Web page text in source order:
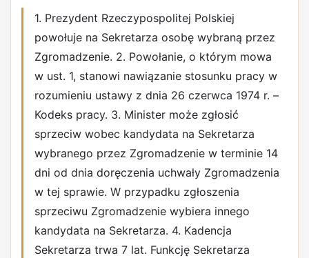
1. Prezydent Rzeczypospolitej Polskiej
powołuje na Sekretarza osobę wybraną przez
Zgromadzenie. 2. Powołanie, o którym mowa
w ust. 1, stanowi nawiązanie stosunku pracy w
rozumieniu ustawy z dnia 26 czerwca 1974 r. –
Kodeks pracy. 3. Minister może zgłosić
sprzeciw wobec kandydata na Sekretarza
wybranego przez Zgromadzenie w terminie 14
dni od dnia doręczenia uchwały Zgromadzenia
w tej sprawie. W przypadku zgłoszenia
sprzeciwu Zgromadzenie wybiera innego
kandydata na Sekretarza. 4. Kadencja
Sekretarza trwa 7 lat. Funkcję Sekretarza